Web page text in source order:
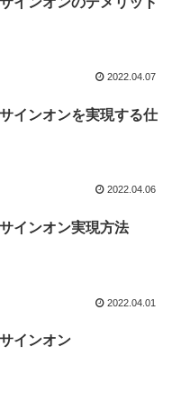
2022.04.07
インオンを実現する仕
2022.04.06
インオン実現方法
2022.04.01
インオン